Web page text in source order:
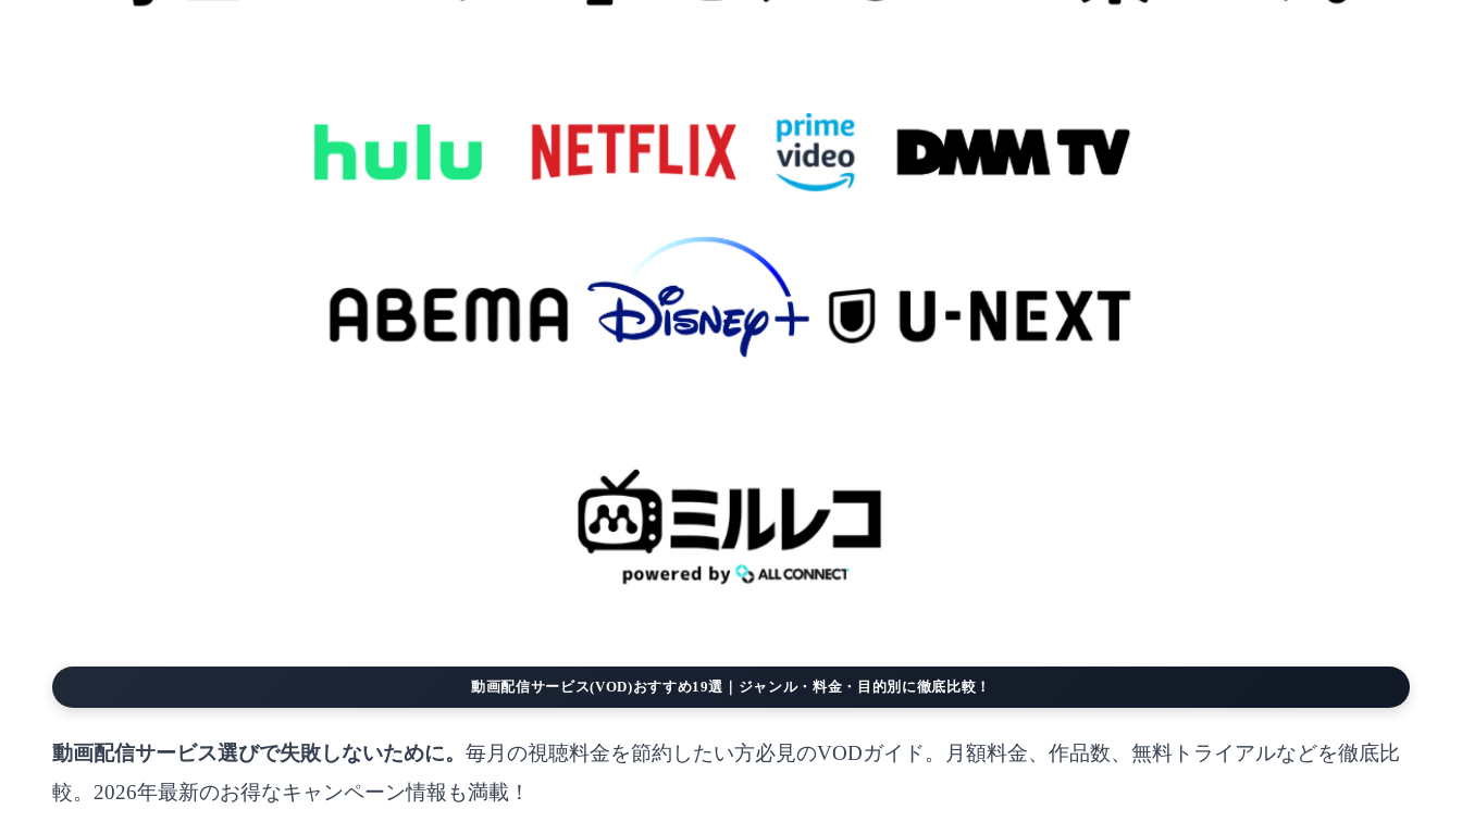
動画配信サービス(VOD)おすすめ19選｜ジャンル・料金・目的別に徹底比較！
動画配信サービス選びで失敗しないために。 毎月の視聴料金を節約したい方必見のVODガイド。月額料金、作品数、無料トライアルなどを徹底比
較。2026年最新のお得なキャンペーン情報も満載！